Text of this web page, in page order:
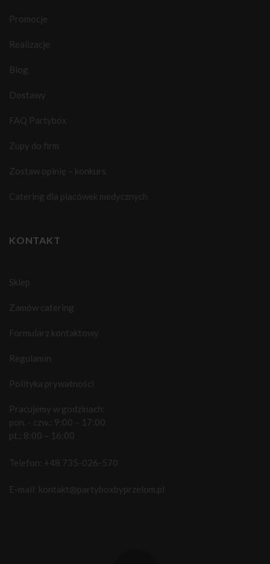
Promocje
Realizacje
Blog
Dostawy
FAQ Partybox
Zupy do firm
Zostaw opinię – konkurs
Catering dla placówek medycznych
KONTAKT
Sklep
Zamów catering
Formularz kontaktowy
Regulamin
Polityka prywatności
Pracujemy w godzinach:
pon. - czw.: 9:00 – 17:00
pt.: 8:00 – 16:00
Telefon: +48 735-026-570
E-mail: kontakt@partyboxbyprzelom.pl